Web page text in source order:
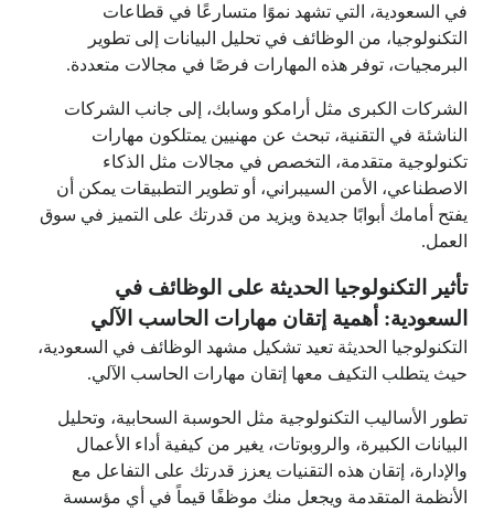
في السعودية، التي تشهد نموًا متسارعًا في قطاعات
التكنولوجيا، من الوظائف في تحليل البيانات إلى تطوير
البرمجيات، توفر هذه المهارات فرصًا في مجالات متعددة.
الشركات الكبرى مثل أرامكو وسابك، إلى جانب الشركات
الناشئة في التقنية، تبحث عن مهنيين يمتلكون مهارات
تكنولوجية متقدمة، التخصص في مجالات مثل الذكاء
الاصطناعي، الأمن السيبراني، أو تطوير التطبيقات يمكن أن
يفتح أمامك أبوابًا جديدة ويزيد من قدرتك على التميز في سوق
العمل.
تأثير التكنولوجيا الحديثة على الوظائف في
السعودية: أهمية إتقان مهارات الحاسب الآلي
التكنولوجيا الحديثة تعيد تشكيل مشهد الوظائف في السعودية،
حيث يتطلب التكيف معها إتقان مهارات الحاسب الآلي.
تطور الأساليب التكنولوجية مثل الحوسبة السحابية، وتحليل
البيانات الكبيرة، والروبوتات، يغير من كيفية أداء الأعمال
والإدارة، إتقان هذه التقنيات يعزز قدرتك على التفاعل مع
الأنظمة المتقدمة ويجعل منك موظفًا قيماً في أي مؤسسة